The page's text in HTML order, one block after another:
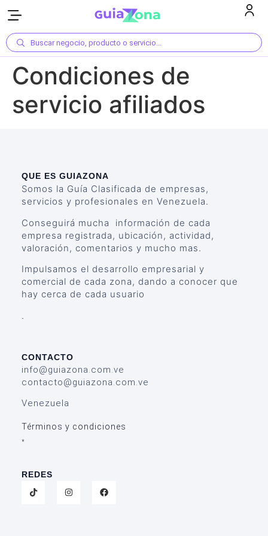
Buscar negocio, producto o servicio...
Condiciones de
servicio afiliados
QUE ES GUIAZONA
Somos la Guía Clasificada de empresas,
servicios y profesionales en Venezuela.
Conseguirá mucha información de cada
empresa registrada, ubicación, actividad,
valoración, comentarios y mucho mas.
Impulsamos el desarrollo empresarial y
comercial de cada zona, dando a conocer que
hay cerca de cada usuario
.
CONTACTO
info@guiazona.com.ve
contacto@guiazona.com.ve
Venezuela
Términos y condiciones
*
REDES